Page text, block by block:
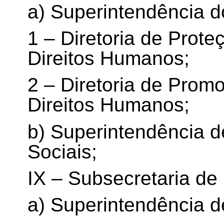
a) Superintendência
1 – Diretoria de
Direitos Humanos;
2 – Diretoria de
Direitos Humanos;
b) Superintendência
Sociais;
IX – Subsecretaria
a) Superintendência